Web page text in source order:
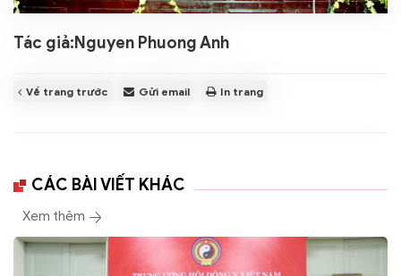
Tác giả:Nguyen Phuong Anh
Về trang trước Gửi email In trang
CÁC BÀI VIẾT KHÁC
Xem thêm